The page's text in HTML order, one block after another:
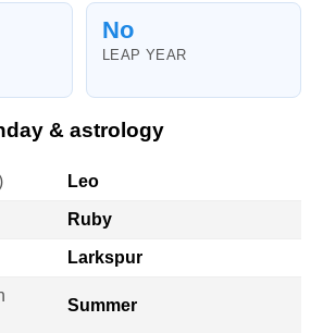
No
LEAP YEAR
& astrology
Leo
Ruby
Larkspur
Summer